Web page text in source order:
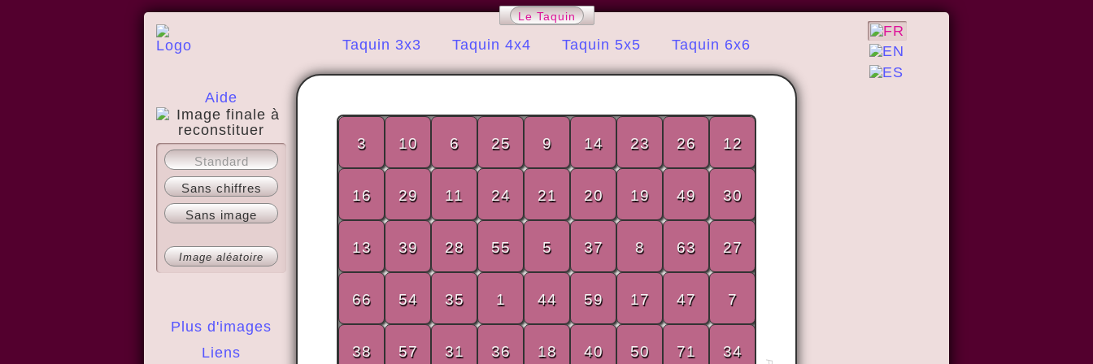
Le Taquin
Taquin 3x3 Taquin 4x4 Taquin 5x5 Taquin 6x6
Aide
A propos
Plus d'images
Liens
Standard
Sans chiffres
Sans image
Image aléatoire
3 10 6 25 9 14 23 26 12
16 29 11 24 21 20 19 49 30
13 39 28 55 5 37 8 63 27
66 54 35 1 44 59 17 47 7
38 57 31 36 18 40 50 71 34